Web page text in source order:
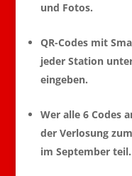
und Fotos.
QR-Codes mit
jeder Station
eingeben.
Wer alle 6 Codes
der Verlosung
im September teil.